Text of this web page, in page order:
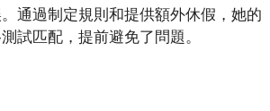
通過制定規則和提供額外休假，她的
試匹配，提前避免了問題。